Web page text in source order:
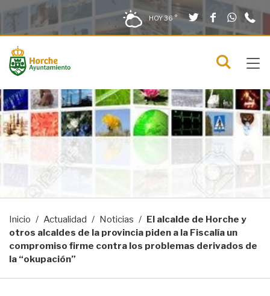
Saltar al contenido
Saltar a la navegación
Información de contacto HOY36 ° TwitterFacebook
menú
Inicio Actualidad Noticias
El alcalde de Horche y
otros alcaldes de la provincia piden a la Fiscalía un
compromiso firme contra los problemas derivados de
la “okupación”